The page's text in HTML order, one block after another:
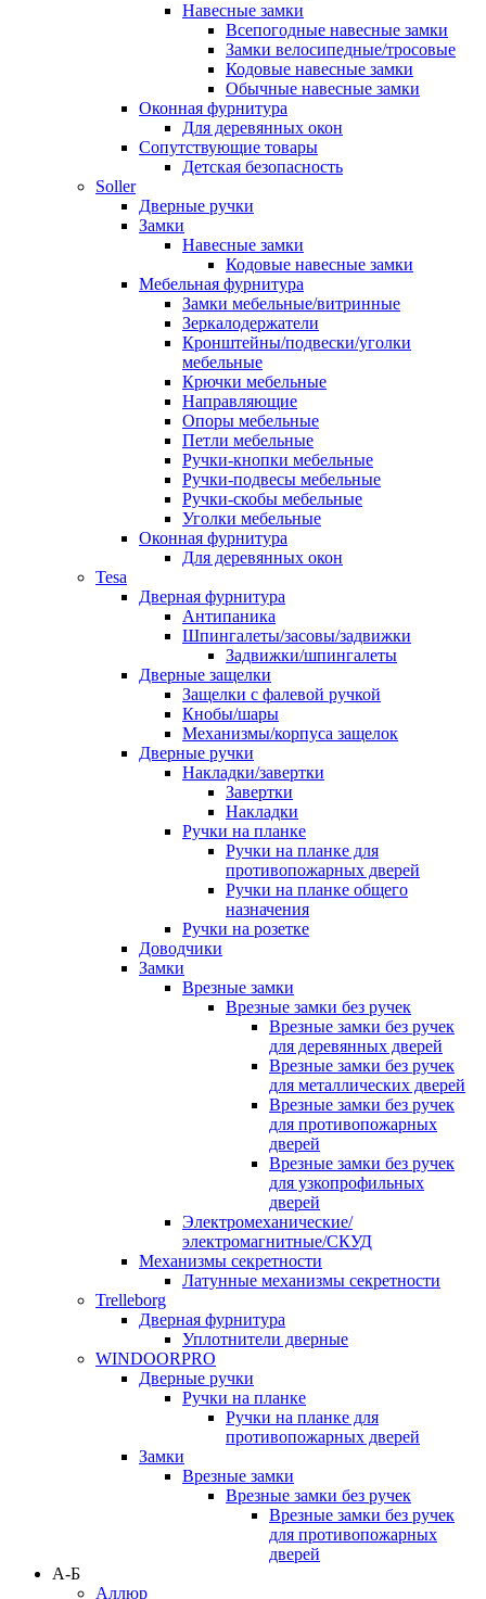
Навесные замки
Всепогодные навесные замки
Замки велосипедные/тросовые
Кодовые навесные замки
Обычные навесные замки
Оконная фурнитура
Для деревянных окон
Сопутствующие товары
Детская безопасность
Soller
Дверные ручки
Замки
Навесные замки
Кодовые навесные замки
Мебельная фурнитура
Замки мебельные/витринные
Зеркалодержатели
Кронштейны/подвески/уголки
мебельные
Крючки мебельные
Направляющие
Опоры мебельные
Петли мебельные
Ручки-кнопки мебельные
Ручки-подвесы мебельные
Ручки-скобы мебельные
Уголки мебельные
Оконная фурнитура
Для деревянных окон
Tesa
Дверная фурнитура
Антипаника
Шпингалеты/засовы/задвижки
Задвижки/шпингалеты
Дверные защелки
Защелки с фалевой ручкой
Кнобы/шары
Механизмы/корпуса защелок
Дверные ручки
Накладки/завертки
Завертки
Накладки
Ручки на планке
Ручки на планке для
противопожарных дверей
Ручки на планке общего
назначения
Ручки на розетке
Доводчики
Замки
Врезные замки
Врезные замки без ручек
Врезные замки без ручек
для деревянных дверей
Врезные замки без ручек
для металлических дверей
Врезные замки без ручек
для противопожарных
дверей
Врезные замки без ручек
для узкопрофильных
дверей
Электромеханические/
электромагнитные/СКУД
Механизмы секретности
Латунные механизмы секретности
Trelleborg
Дверная фурнитура
Уплотнители дверные
WINDOORPRO
Дверные ручки
Ручки на планке
Ручки на планке для
противопожарных дверей
Замки
Врезные замки
Врезные замки без ручек
Врезные замки без ручек
для противопожарных
дверей
А-Б
Аллюр